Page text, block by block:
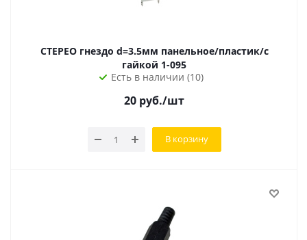
СТЕРЕО гнездо d=3.5мм панельное/пластик/с
гайкой 1-095
Есть в наличии (10)
20 руб./шт
В корзину